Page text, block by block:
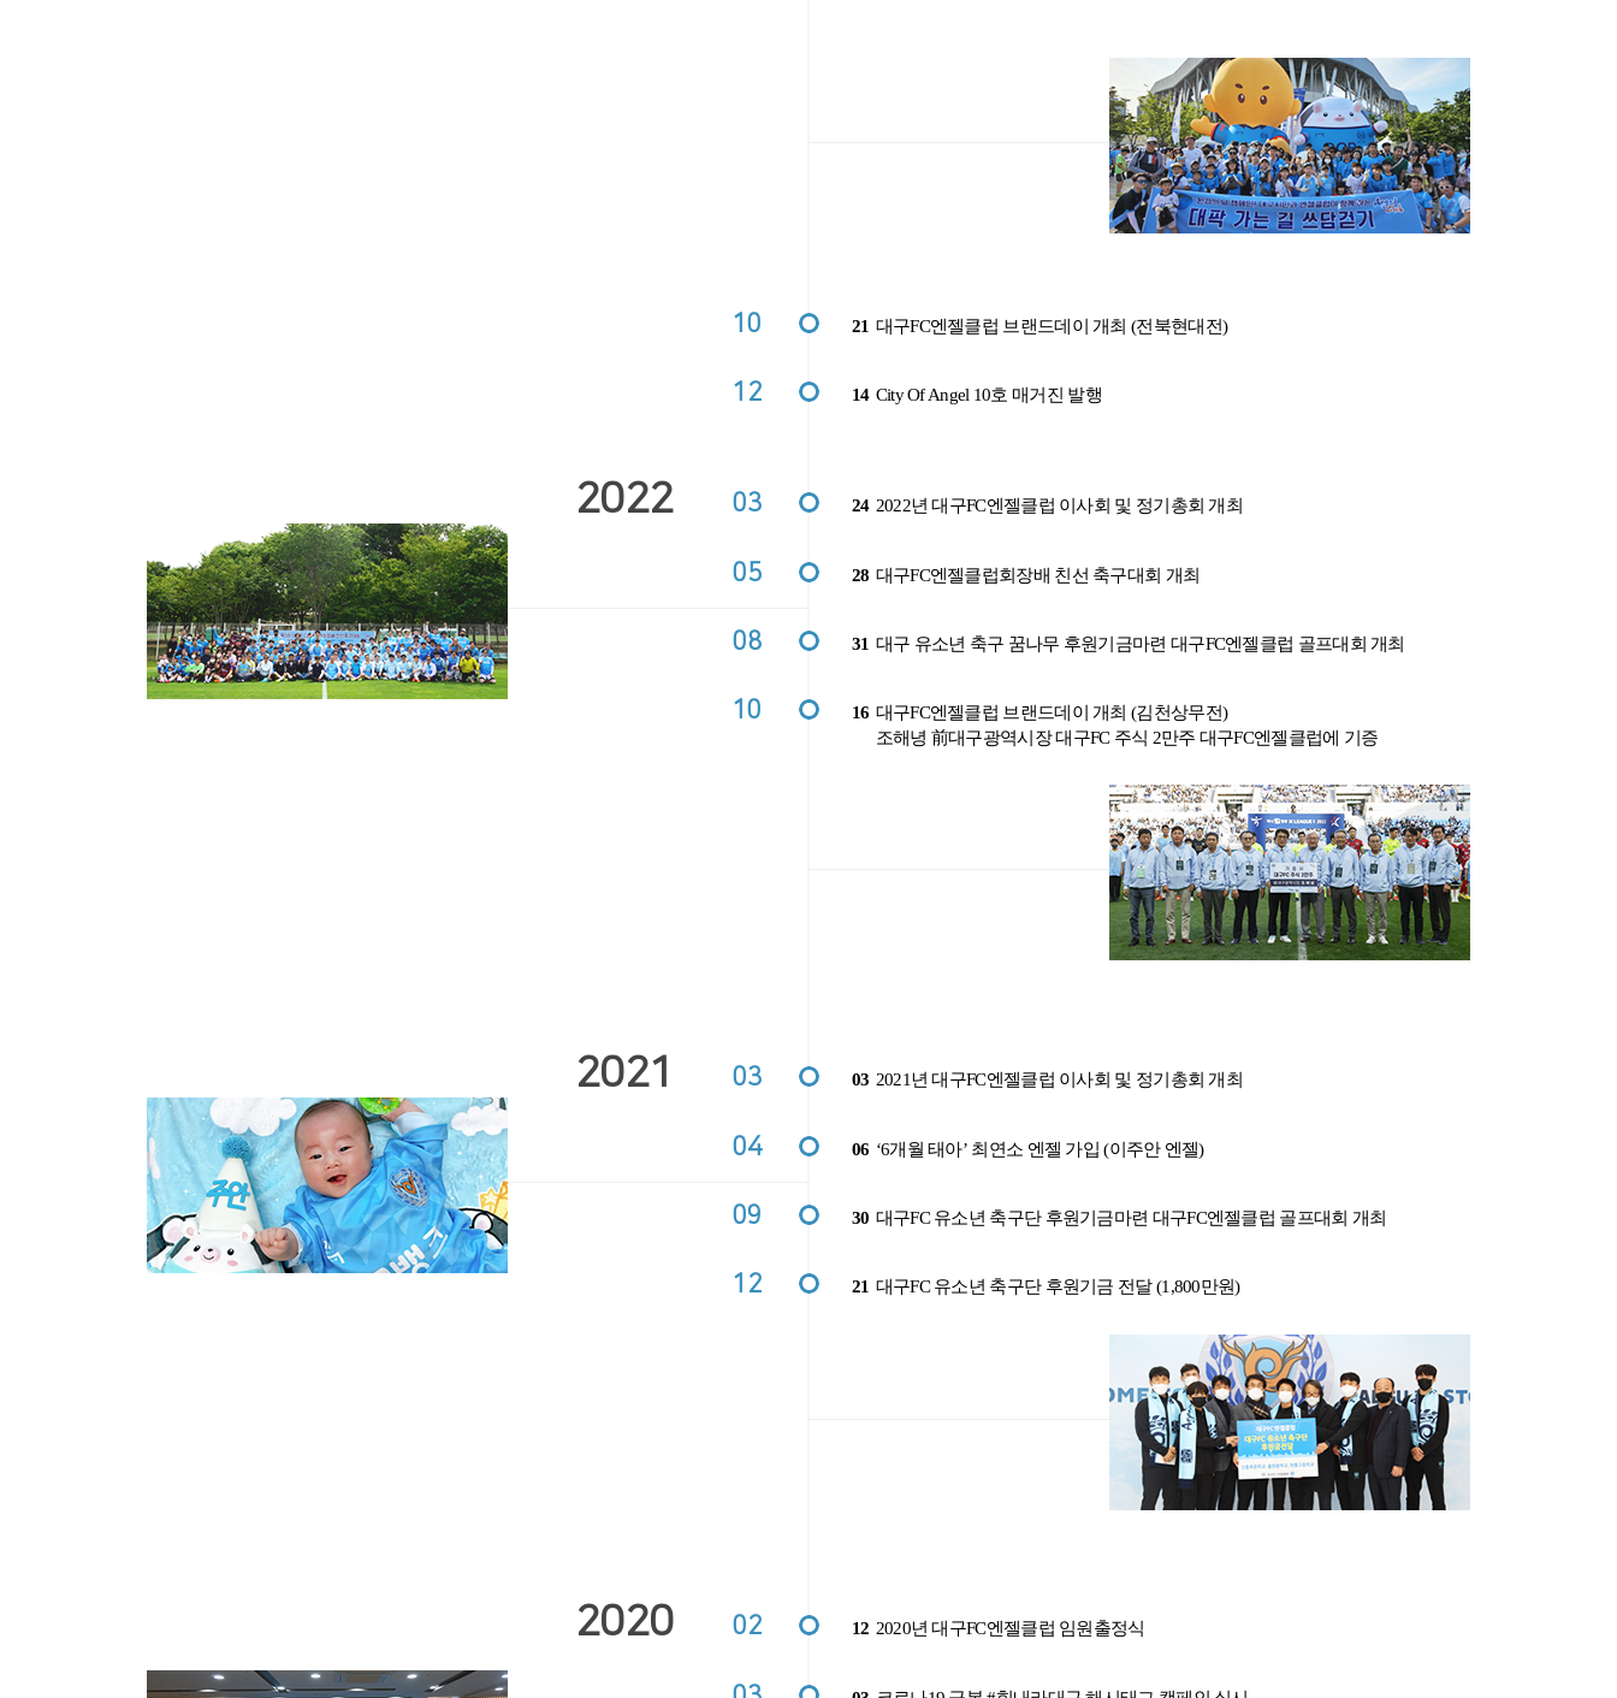
10 21 대구FC엔젤클럽 브랜드데이 개최 (전북현대전)
12 14 City Of Angel 10호 매거진 발행
2022 03 24 2022년 대구FC엔젤클럽 이사회 및 정기총회 개최
05 28 대구FC엔젤클럽회장배 친선 축구대회 개최
08 31 대구 유소년 축구 꿈나무 후원기금마련 대구FC엔젤클럽 골프대회 개최
10 16 대구FC엔젤클럽 브랜드데이 개최 (김천상무전)
조해녕 前대구광역시장 대구FC 주식 2만주 대구FC엔젤클럽에 기증
2021 03 03 2021년 대구FC엔젤클럽 이사회 및 정기총회 개최
04 06 ‘6개월 태아’ 최연소 엔젤 가입 (이주안 엔젤)
09 30 대구FC 유소년 축구단 후원기금마련 대구FC엔젤클럽 골프대회 개최
12 21 대구FC 유소년 축구단 후원기금 전달 (1,800만원)
2020 02 12 2020년 대구FC엔젤클럽 임원출정식